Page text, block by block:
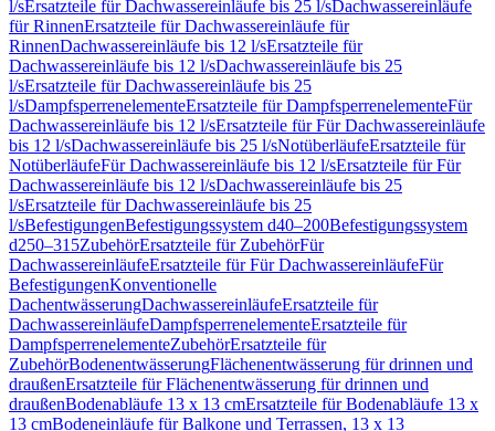
l/sErsatzteile für Dachwassereinläufe bis 25 l/sDachwassereinläufe
für RinnenErsatzteile für Dachwassereinläufe für
RinnenDachwassereinläufe bis 12 l/sErsatzteile für
Dachwassereinläufe bis 12 l/sDachwassereinläufe bis 25
l/sErsatzteile für Dachwassereinläufe bis 25
l/sDampfsperrenelementeErsatzteile für DampfsperrenelementeFür
Dachwassereinläufe bis 12 l/sErsatzteile für Für Dachwassereinläufe
bis 12 l/sDachwassereinläufe bis 25 l/sNotüberläufeErsatzteile für
NotüberläufeFür Dachwassereinläufe bis 12 l/sErsatzteile für Für
Dachwassereinläufe bis 12 l/sDachwassereinläufe bis 25
l/sErsatzteile für Dachwassereinläufe bis 25
l/sBefestigungenBefestigungssystem d40–200Befestigungssystem
d250–315ZubehörErsatzteile für ZubehörFür
DachwassereinläufeErsatzteile für Für DachwassereinläufeFür
BefestigungenKonventionelle
DachentwässerungDachwassereinläufeErsatzteile für
DachwassereinläufeDampfsperrenelementeErsatzteile für
DampfsperrenelementeZubehörErsatzteile für
ZubehörBodenentwässerungFlächenentwässerung für drinnen und
draußenErsatzteile für Flächenentwässerung für drinnen und
draußenBodenabläufe 13 x 13 cmErsatzteile für Bodenabläufe 13 x
13 cmBodeneinläufe für Balkone und Terrassen, 13 x 13